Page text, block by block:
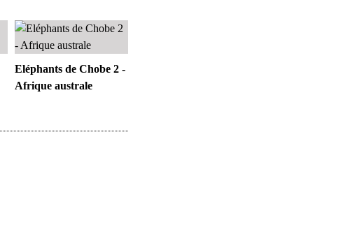
Eléphants de Chobe 2 -
Afrique australe